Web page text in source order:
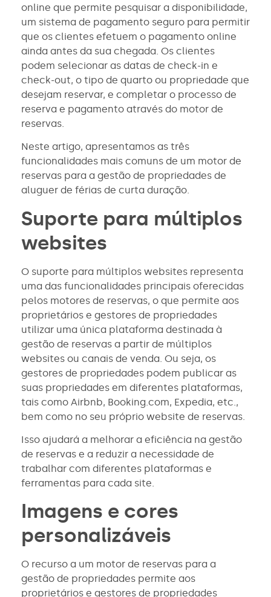
online que permite pesquisar a disponibilidade,
um sistema de pagamento seguro para permitir
que os clientes efetuem o pagamento online
ainda antes da sua chegada. Os clientes
podem selecionar as datas de check-in e
check-out, o tipo de quarto ou propriedade que
desejam reservar, e completar o processo de
reserva e pagamento através do motor de
reservas.
Neste artigo, apresentamos as três
funcionalidades mais comuns de um motor de
reservas para a gestão de propriedades de
aluguer de férias de curta duração.
Suporte para múltiplos
websites
O suporte para múltiplos websites representa
uma das funcionalidades principais oferecidas
pelos motores de reservas, o que permite aos
proprietários e gestores de propriedades
utilizar uma única plataforma destinada à
gestão de reservas a partir de múltiplos
websites ou canais de venda. Ou seja, os
gestores de propriedades podem publicar as
suas propriedades em diferentes plataformas,
tais como Airbnb, Booking.com, Expedia, etc.,
bem como no seu próprio website de reservas.
Isso ajudará a melhorar a eficiência na gestão
de reservas e a reduzir a necessidade de
trabalhar com diferentes plataformas e
ferramentas para cada site.
Imagens e cores
personalizáveis
O recurso a um motor de reservas para a
gestão de propriedades permite aos
proprietários e gestores de propriedades